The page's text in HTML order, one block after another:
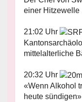
einer Hitzewelle
21:02 Uhr
mittelalterliche
20:32 Uhr
«Wenn Alkohol
heute